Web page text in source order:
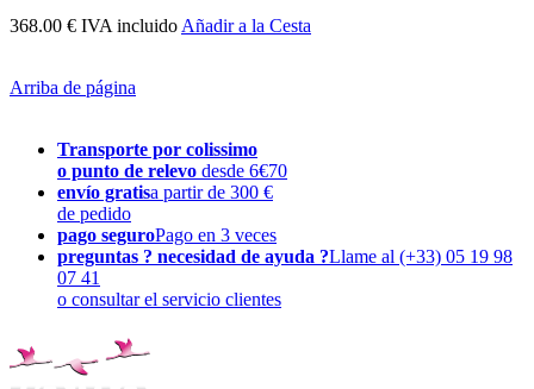
368.00 € IVA incluido Añadir a la Cesta
Arriba de página
Transporte por colissimo
o punto de relevo desde 6€70
envío gratisa partir de 300 €
de pedido
pago seguroPago en 3 veces
preguntas ? necesidad de ayuda ?Llame al (+33) 05 19 98
07 41
o consultar el servicio clientes